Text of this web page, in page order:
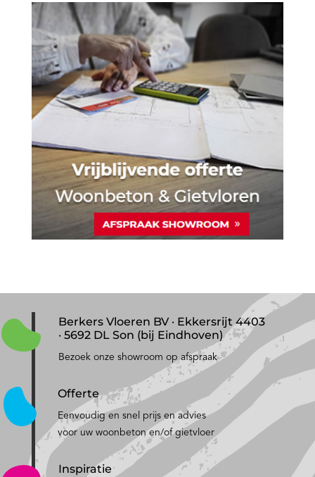
Berkers Vloeren BV · Ekkersrijt 4403
· 5692 DL Son (bij Eindhoven)
Bezoek onze showroom op afspraak
Offerte
Eenvoudig en snel prijs en advies
voor uw woonbeton en/of gietvloer
Inspiratie